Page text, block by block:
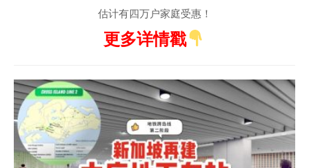
估计有四万户家庭受惠！
更多详情戳